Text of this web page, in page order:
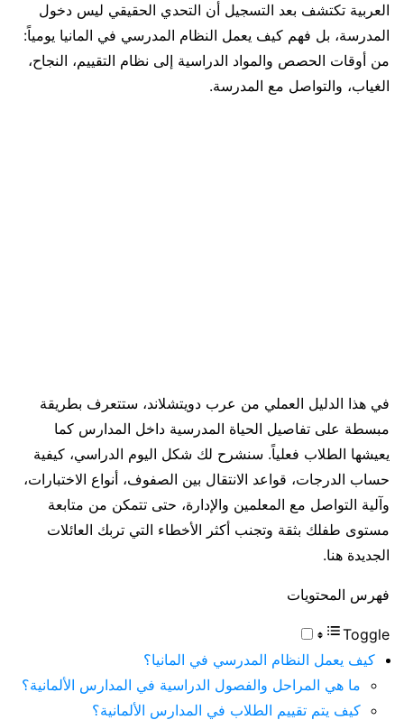
العربية تكتشف بعد التسجيل أن التحدي الحقيقي ليس دخول
المدرسة، بل فهم كيف يعمل النظام المدرسي في المانيا يومياً:
من أوقات الحصص والمواد الدراسية إلى نظام التقييم، النجاح،
الغياب، والتواصل مع المدرسة.
في هذا الدليل العملي من عرب دويتشلاند، ستتعرف بطريقة
مبسطة على تفاصيل الحياة المدرسية داخل المدارس كما
يعيشها الطلاب فعلياً. سنشرح لك شكل اليوم الدراسي، كيفية
حساب الدرجات، قواعد الانتقال بين الصفوف، أنواع الاختبارات،
وآلية التواصل مع المعلمين والإدارة، حتى تتمكن من متابعة
مستوى طفلك بثقة وتجنب أكثر الأخطاء التي تربك العائلات
الجديدة هنا.
فهرس المحتويات
Toggle
كيف يعمل النظام المدرسي في المانيا؟
ما هي المراحل والفصول الدراسية في المدارس الألمانية؟
كيف يتم تقييم الطلاب في المدارس الألمانية؟